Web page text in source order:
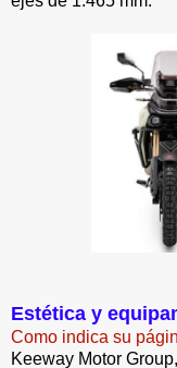
Estética y
Como indica su
Keeway Motor